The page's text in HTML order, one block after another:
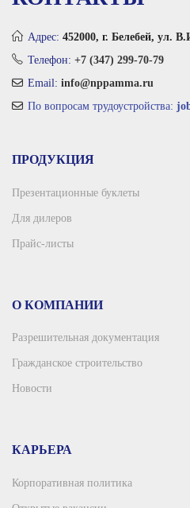
Адрес: 452000, г. Белебей, ул.
Телефон: +7 (347) 299-70-79
Email: info@nppamma.ru
По вопросам трудоустройства:
ПРОДУКЦИЯ
Презентационные буклеты
Для дилеров
Прайс-листы
О КОМПАНИИ
Разрешительная документация
Гражданское строительство
Новости
КАРЬЕРА
Корпоративная политика